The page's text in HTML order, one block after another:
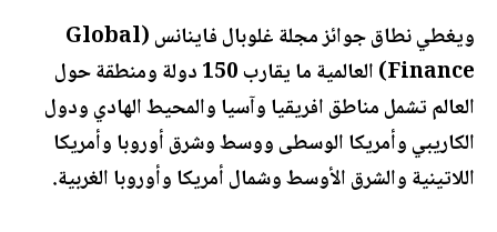
ويغطي نطاق جوائز مجلة غلوبال فاينانس (Global
Finance) العالمية ما يقارب 150 دولة ومنطقة حول
العالم تشمل مناطق افريقيا وآسيا والمحيط الهادي ودول
الكاريبي وأمريكا الوسطى ووسط وشرق أوروبا وأمريكا
اللاتينية والشرق الأوسط وشمال أمريكا وأوروبا الغربية.